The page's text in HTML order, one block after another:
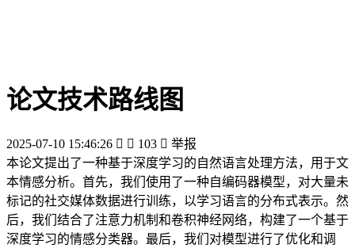
论文技术路线图
2025-07-10 15:46:26   103  举报
本论文提出了一种基于深度学习的自然语言处理方法，用于文
本情感分析。首先，我们使用了一种自编码器模型，对大量未
标记的社交媒体数据进行训练，以学习语言的分布式表示。然
后，我们结合了注意力机制和卷积神经网络，构建了一个基于
深度学习的情感分类器。最后，我们对模型进行了优化和调